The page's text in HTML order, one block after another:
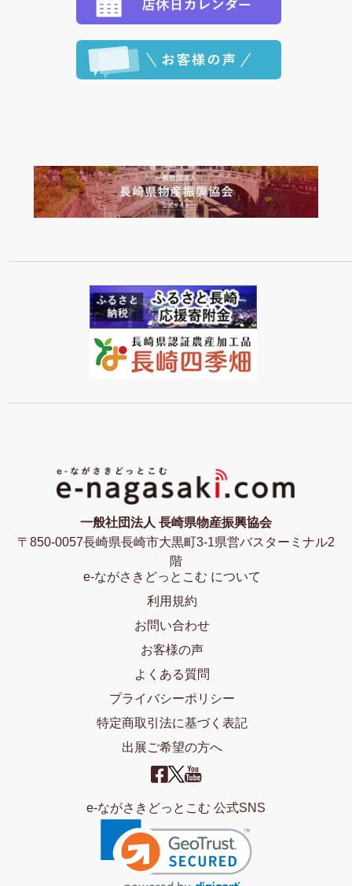
一般社団法人 長崎県物産振興協会
〒850-0057長崎県長崎市大黒町3-1県営バスターミナル2
階
e-ながさきどっとこむ について
利用規約
お問い合わせ
お客様の声
よくある質問
プライバシーポリシー
特定商取引法に基づく表記
出展ご希望の方へ
e-ながさきどっとこむ 公式SNS